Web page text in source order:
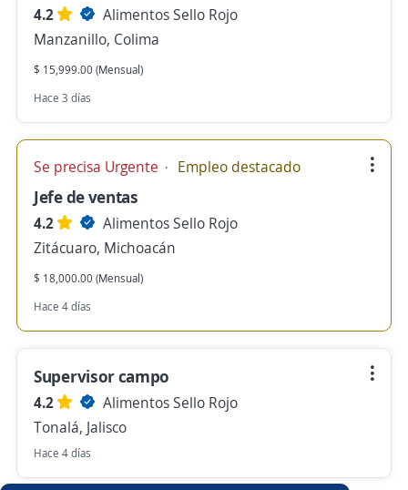
4.2
Alimentos Sello Rojo
Manzanillo, Colima
$ 15,999.00 (Mensual)
Hace 3 días
Se precisa Urgente Empleo destacado
Jefe de ventas
4.2
Alimentos Sello Rojo
Zitácuaro, Michoacán
$ 18,000.00 (Mensual)
Hace 4 días
Supervisor campo
4.2
Alimentos Sello Rojo
Tonalá, Jalisco
Hace 4 días